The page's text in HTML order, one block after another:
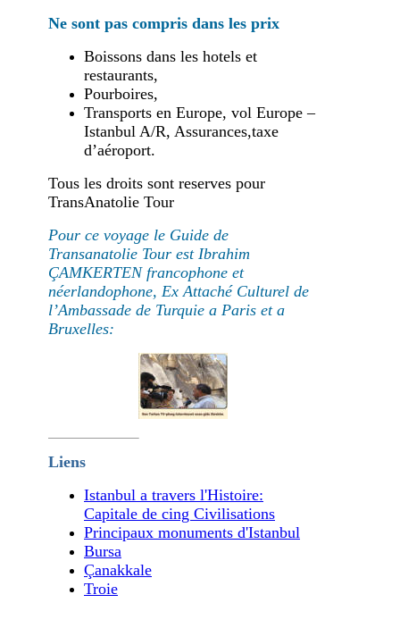
Ne sont pas compris dans les prix
Boissons dans les hotels et
restaurants,
Pourboires,
Transports en Europe, vol Europe –
Istanbul A/R, Assurances,taxe
d’aéroport.
Tous les droits sont reserves pour
TransAnatolie Tour
Pour ce voyage le Guide de
Transanatolie Tour est Ibrahim
ÇAMKERTEN francophone et
néerlandophone, Ex Attaché Culturel de
l’Ambassade de Turquie a Paris et a
Bruxelles:
Liens
Istanbul a travers l'Histoire:
Capitale de cing Civilisations
Principaux monuments d'Istanbul
Bursa
Çanakkale
Troie